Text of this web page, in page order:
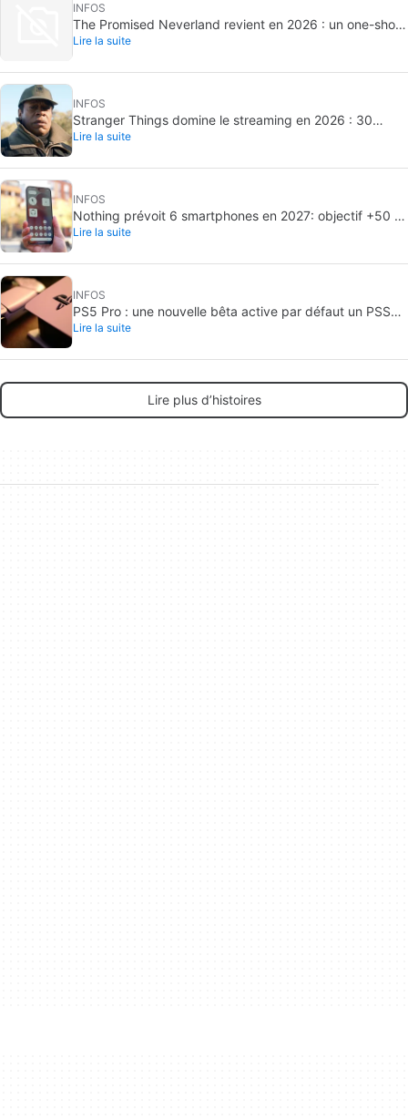
INFOS
The Promised Neverland revient en 2026 : un one-shot
inédit
Lire la suite
INFOS
Stranger Things domine le streaming en 2026 : 30
milliards de minutes vues
Lire la suite
INFOS
Nothing prévoit 6 smartphones en 2027: objectif +50 %
de livraisons
Lire la suite
INFOS
PS5 Pro : une nouvelle bêta active par défaut un PSSR
amélioré
Lire la suite
Lire plus d’histoires